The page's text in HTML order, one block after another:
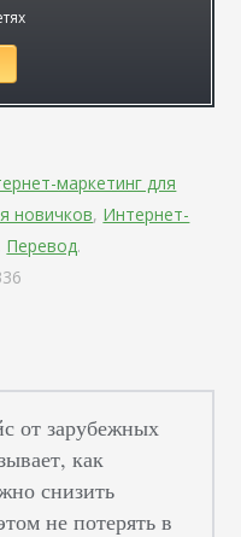
маркетинг для
новичков, Интернет-
Перевод.
от зарубежных
как
снизить
не потерять в